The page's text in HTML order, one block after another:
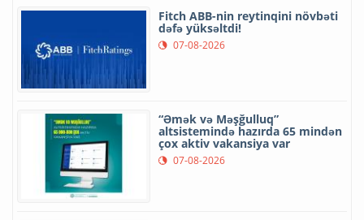
Fitch ABB-nin reytinqini növbəti
dəfə yüksəltdi!
07-08-2026
“Əmək və Məşğulluq”
altsistemində hazırda 65 mindən
çox aktiv vakansiya var
07-08-2026